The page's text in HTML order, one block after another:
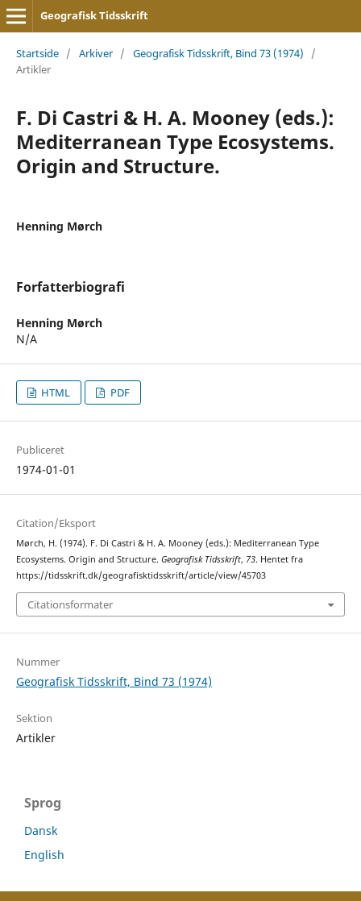
Geografisk Tidsskrift
Startside / Arkiver / Geografisk Tidsskrift, Bind 73 (1974)
/
Artikler
F. Di Castri & H. A. Mooney (eds.):
Mediterranean Type Ecosystems.
Origin and Structure.
Henning Mørch
Forfatterbiografi
Henning Mørch
N/A
HTML PDF
Publiceret
1974-01-01
Citation/Eksport
Mørch, H. (1974). F. Di Castri & H. A. Mooney (eds.): Mediterranean Type
Ecosystems. Origin and Structure. Geografisk Tidsskrift, 73. Hentet fra
https://tidsskrift.dk/geografisktidsskrift/article/view/45703
Citationsformater
Nummer
Geografisk Tidsskrift, Bind 73 (1974)
Sektion
Artikler
Sprog
Dansk
English